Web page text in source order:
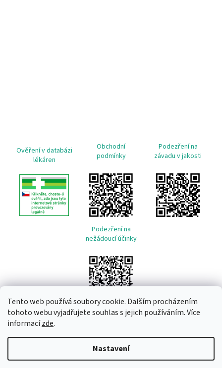
Tento web používá soubory cookie. Dalším procházením
tohoto webu vyjadřujete souhlas s jejich používáním. Více
informacízde.
Nastavení
Ověření v databázi
lékáren
Obchodní
podmínky
Podezření na
závadu v jakosti
Podezření na
nežádoucí účinky